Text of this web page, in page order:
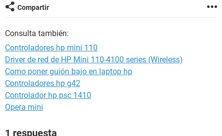
Compartir
Consulta también:
Controladores hp mini 110
Driver de red de HP Mini 110-4100 series (Wireless)
Como poner guión bajo en laptop hp
Controladores hp g42
Controlador hp psc 1410
Opera mini
1 respuesta